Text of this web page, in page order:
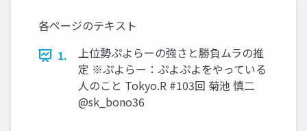
各ページのテキスト
1.
上位勢ぷよらーの強さと勝負ムラの推
定 ※ぷよらー：ぷよぷよをやっている
人のこと Tokyo.R #103回 菊池 慎二
@sk_bono36